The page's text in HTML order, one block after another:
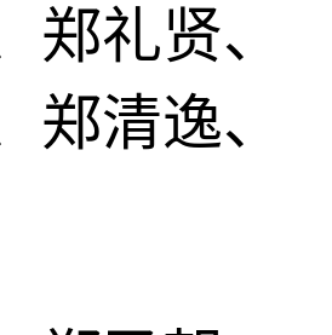
郑礼贤、
郑清逸、